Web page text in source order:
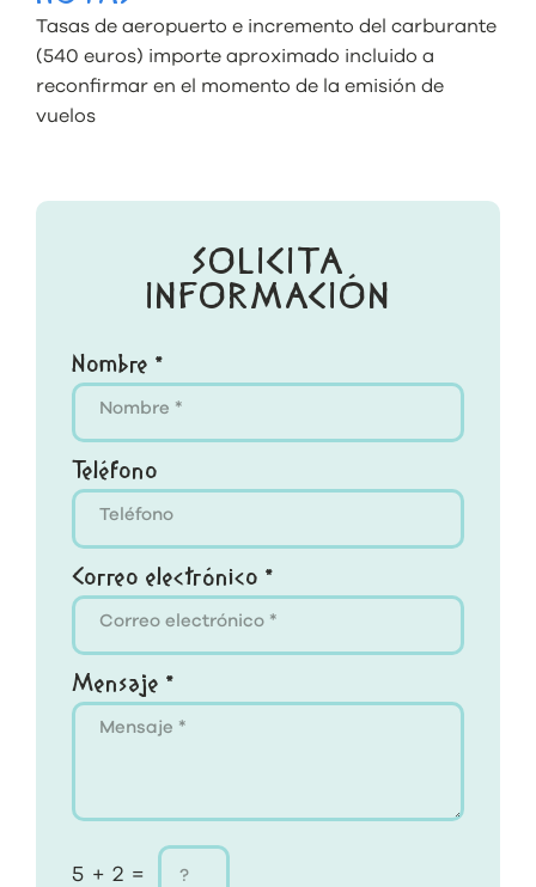
Tasas de aeropuerto e incremento del carburante
(540 euros) importe aproximado incluido a
reconfirmar en el momento de la emisión de
vuelos
SOLICITA
INFORMACIÓN
Nombre *
Teléfono
Correo electrónico *
Mensaje *
5 + 2 =